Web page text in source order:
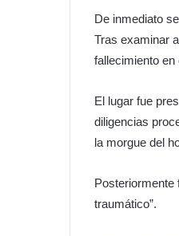
De inmediato
Tras examinar
fallecimiento en
El lugar fue
diligencias
la morgue del
Posteriormente
traumático”.